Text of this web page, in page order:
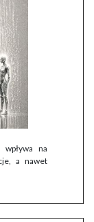
na
a nawet